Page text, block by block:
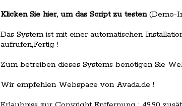
Klicken Sie hier, um das Script zu testen(Demo-
Das System ist mit einer automatischen
aufrufen,Fertig !
Zum betreiben dieses Systems benötigen Sie
Wir empfehlen Webspace von Avada.de !